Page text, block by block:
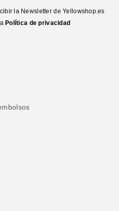
la Newsletter de Yellowshop.es
Política de privacidad